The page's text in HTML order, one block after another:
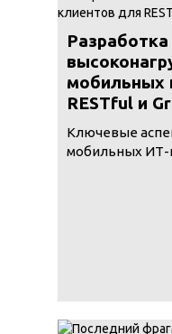
Разработка
мобильных
RESTful и
Ключевые
мобильных